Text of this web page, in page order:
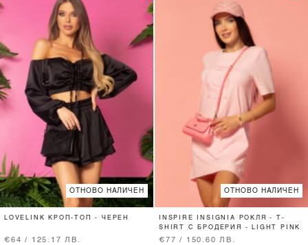
ОТНОВО НАЛИЧЕН
LOVELINK КРОП-ТОП - ЧЕРЕН
€64 / 125.17 ЛВ.
ОТНОВО НАЛИЧЕН
INSPIRE INSIGNIA РОКЛЯ - T-
SHIRT С БРОДЕРИЯ - LIGHT PINK
€77 / 150.60 ЛВ.